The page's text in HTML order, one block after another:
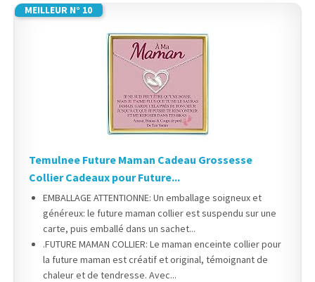
MEILLEUR N° 10
Temulnee Future Maman Cadeau Grossesse
Collier Cadeaux pour Future...
EMBALLAGE ATTENTIONNE: Un emballage soigneux et
généreux: le future maman collier est suspendu sur une
carte, puis emballé dans un sachet...
.FUTURE MAMAN COLLIER: Le maman enceinte collier pour
la future maman est créatif et original, témoignant de
chaleur et de tendresse. Avec...